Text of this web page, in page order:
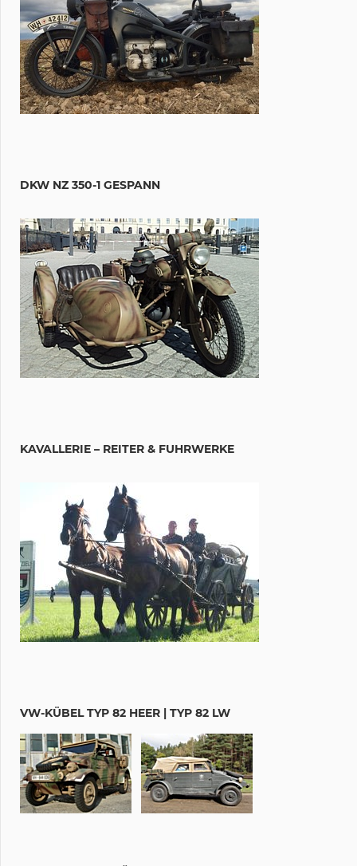
DKW NZ 350-1 GESPANN
KAVALLERIE – REITER & FUHRWERKE
VW-KÜBEL TYP 82 HEER | TYP 82 LW